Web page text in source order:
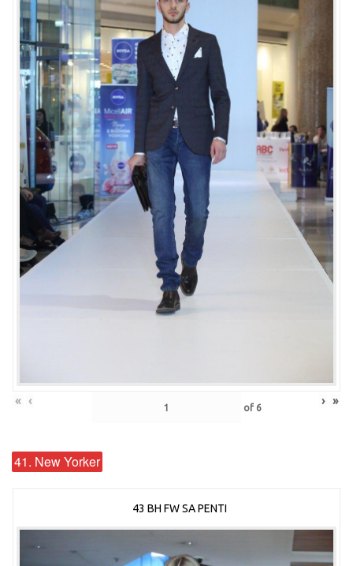
« ‹ of 6 › »
41. New Yorker
43 BH FW SA PENTI